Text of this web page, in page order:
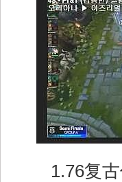
1.76复